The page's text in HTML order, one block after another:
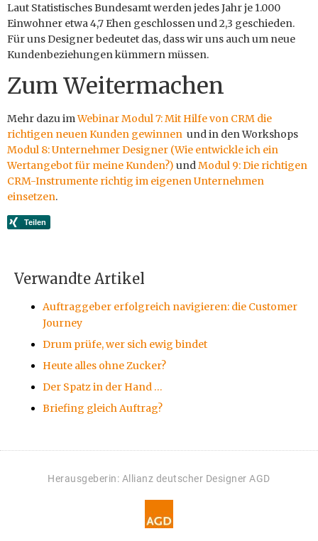
Laut Statistisches Bundesamt werden jedes Jahr je 1.000
Einwohner etwa 4,7 Ehen geschlossen und 2,3 geschieden.
Für uns Designer bedeutet das, dass wir uns auch um neue
Kundenbeziehungen kümmern müssen.
Zum Weitermachen
Mehr dazu imWebinar Modul 7: Mit Hilfe von CRM die
richtigen neuen Kunden gewinnen und in den Workshops
Modul 8: Unternehmer Designer (Wie entwickle ich ein
Wertangebot für meine Kunden?) undModul 9: Die richtigen
CRM-Instrumente richtig im eigenen Unternehmen
einsetzen.
Verwandte Artikel
Auftraggeber erfolgreich navigieren: die Customer
Journey
Drum prüfe, wer sich ewig bindet
Heute alles ohne Zucker?
Der Spatz in der Hand …
Briefing gleich Auftrag?
Herausgeberin: Allianz deutscher Designer AGD